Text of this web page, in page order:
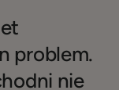
problem.
nie